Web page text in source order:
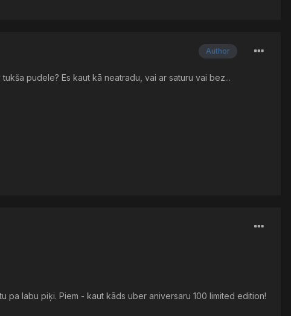
Author
pudele? Es kaut kā neatradu, vai ar saturu vai bez...
labu piķi. Piem - kaut kāds uber aniversaru 100 limited edition!